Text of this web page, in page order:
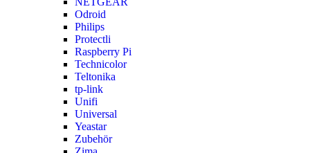
Odroid
Philips
Protectli
Raspberry Pi
Technicolor
Teltonika
tp-link
Unifi
Universal
Yeastar
Zubehör